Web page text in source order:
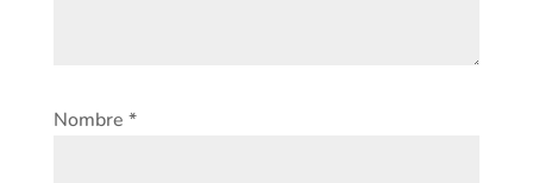
Nombre *